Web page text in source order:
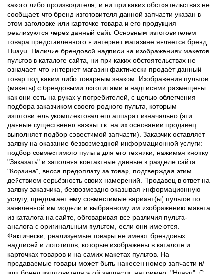
какого либо производителя, и ни при каких обстоятельствах не
сообщает, что бренд изготовителя данной запчасти указан в
этом заголовке или карточке товара и его продукция
реализуются через данный сайт. Основным изготовителем
товара представленного в интернет магазине является бренд
Huayu. Наличие брендовой надписи на изображениях макетов
пультов в каталоге сайта, ни при каких обстоятельствах не
означает, что интернет магазин фактически продаёт данный
товар под каким либо товарным знаком. Изображения пультов
(макеты) с брендовыми логотипами и надписями размещены
как они есть на руках у потребителей, с целью облегчения
подбора заказчиком своего родного пульта, которым
изготовитель укомплектовал его аппарат изначально (эти
данные существенно важны т.к. на их основании продавец
выполняет подбор совестимой запчасти). Заказчик оставляет
заявку на оказание безвозмездной информационной услуги:
подбор совместимого пульта для его техники, нажимая кнопку
"Заказать" и заполняя контактные данные в разделе сайта
"Корзина", внося предоплату за товар, подтверждая этим
действием серьёзность своих намерений. Продавец в ответ на
заявку заказчика, безвозмездно оказывая информационную
услугу, предлагает ему совместимые вариант(ы) пультов по
заявленной им модели и выбранному им изображению макета
из каталога на сайте, обговаривая все различия пульта-
аналога с оригинальным пультом, если они имеются.
Фактически, реализуемые товары не имеют брендовых
надписей и логотипов, которые изображены в каталоге и
карточках товаров и на самих макетах пультов. На
продаваемые товары может быть нанесен номер запчасти и/
или бренд изготовителя этой запчасти, например, "Huayu". С